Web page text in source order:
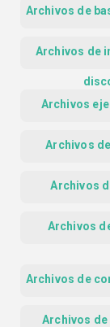
Archivos de
Archivos de
Archivos
Archivos
Archivos
Archivos
Archivos de
Archivos